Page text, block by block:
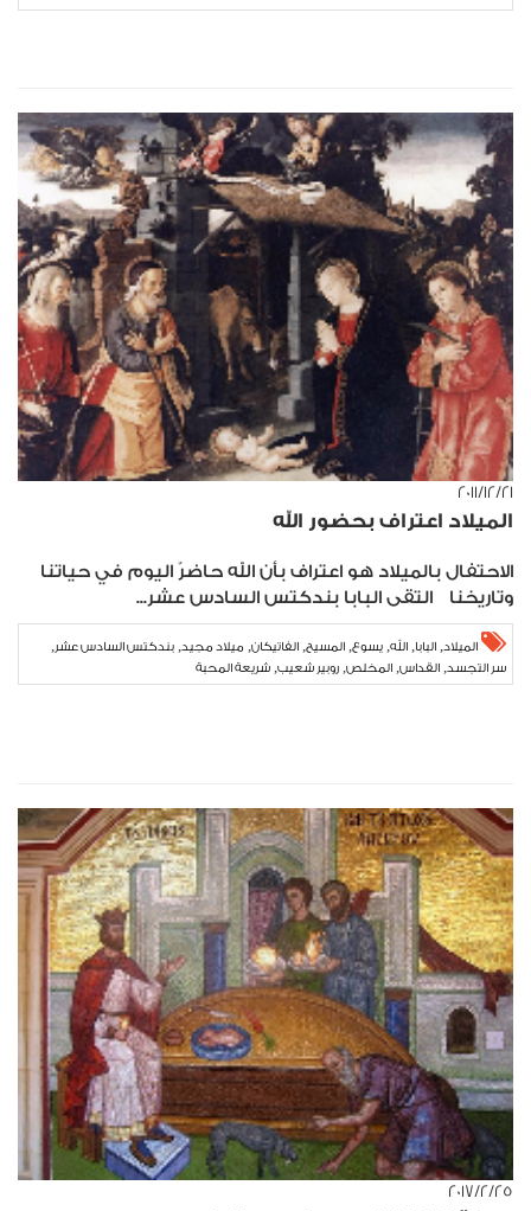
٢١‏/١٢‏/٢٠١١
الميلاد اعتراف بحضور الله
الاحتفال بالميلاد هو اعتراف بأن الله حاضرٌ اليوم في حياتنا
وتاريخنا التقى البابا بندكتس السادس عشر...
الميلاد, البابا, الله, يسوع, المسيح, الفاتيكان, ميلاد مجيد, بندكتس السادس عشر,
سر التجسد, القداس, المخلص, روبير شعيب, شريعة المحبة
٢٥‏/٢‏/٢٠١٧